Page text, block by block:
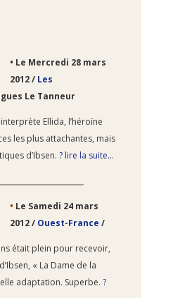
• Le Mercredi 28 mars
2012 / Les
Le Tanneur
Ellida, l’héroïne
les plus attachantes, mais
d’Ibsen. ? lire la suite…
• Le Samedi 24 mars
2012 / Ouest-France /
était plein pour recevoir,
« La Dame de la
adaptation. Superbe. ?